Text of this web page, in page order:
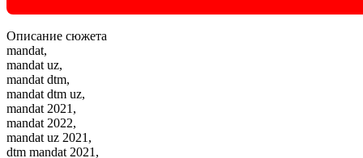
Описание сюжета
mandat,
mandat uz,
mandat dtm,
mandat dtm uz,
mandat 2021,
mandat 2022,
mandat uz 2021,
dtm mandat 2021,